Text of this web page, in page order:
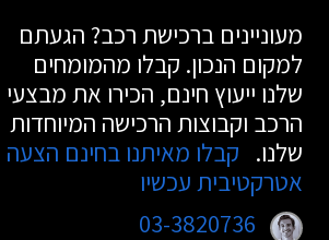
מעוניינים ברכישת רכב? הגעתם
למקום הנכון. קבלו מהמומחים
שלנו ייעוץ חינם, הכירו את מבצעי
הרכב וקבוצות הרכישה המיוחדות
שלנו. קבלו מאיתנו בחינם הצעה
אטרקטיבית עכשיו
03-3820736